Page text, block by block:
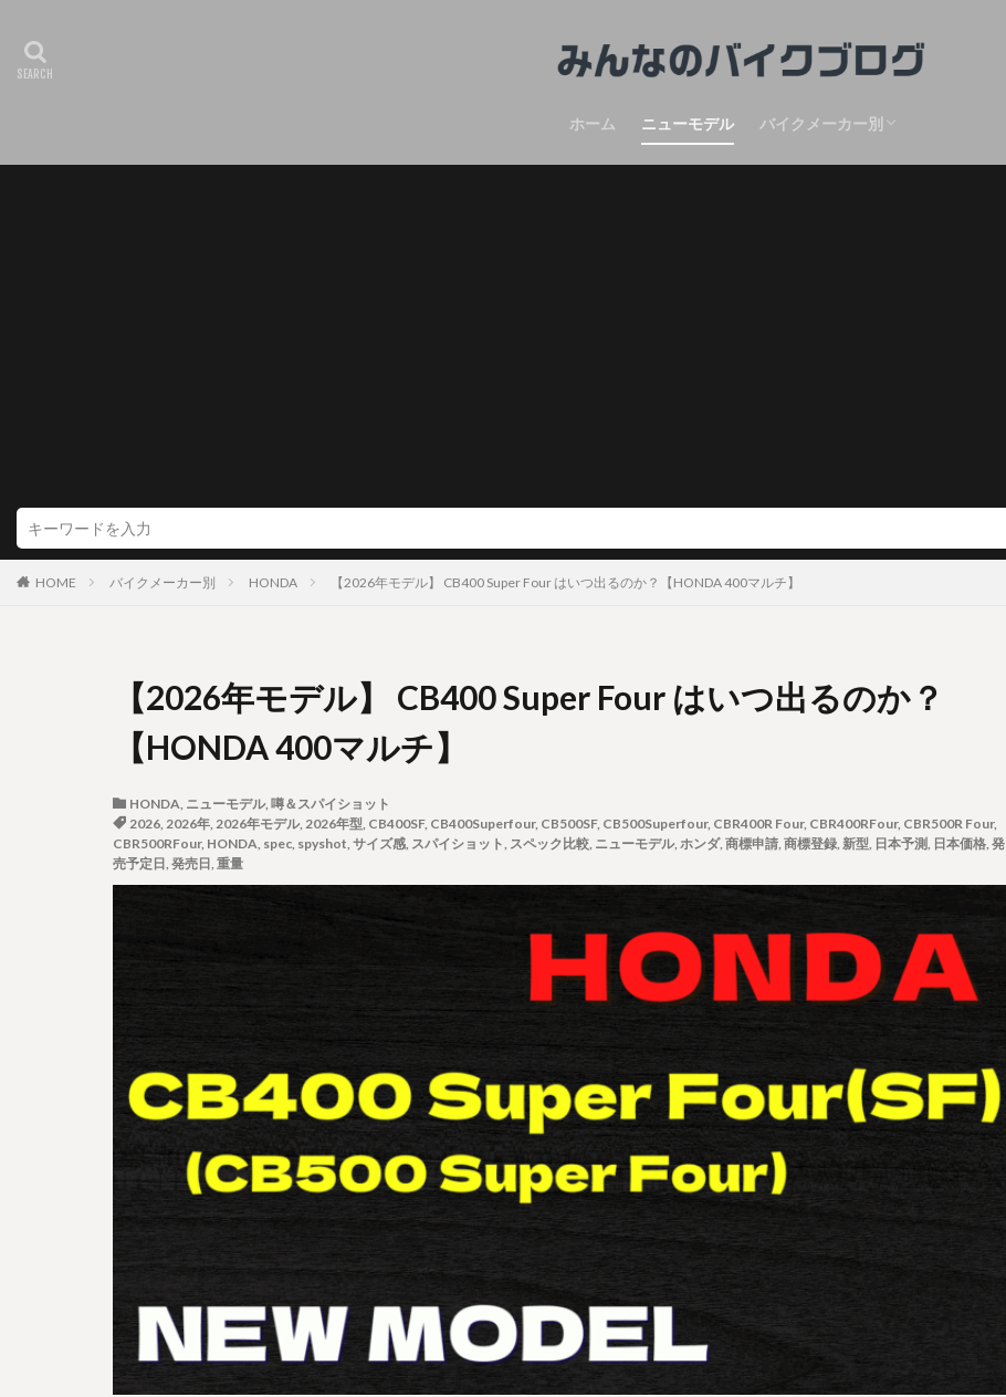
ホーム ニューモデル バイクメーカー別
HONDA
KAWASAKI
SUZUKI
aprilia
Triumph
DUCATI
KTM
MOTO GUZZI
Moto morini
PEUGEOT
MV Agusta
ROYAL ENFIELD
VOGE Motorcycles
Mutt motorcycles
F.B Mondial
CF MOTO
BSA
Benelli
HOME バイクメーカー別 HONDA 【2026年モデル】 CB400 Super Four はいつ出るのか？【HONDA 400マルチ】
【2026年モデル】 CB400 Super Four はいつ出るのか？
【HONDA 400マルチ】
HONDA, ニューモデル, 噂＆スパイショット
2026, 2026年, 2026年モデル, 2026年型, CB400SF, CB400Superfour, CB500SF, CB500Superfour, CBR400R Four, CBR400RFour, CBR500R Four,
CBR500RFour, HONDA, spec, spyshot, サイズ感, スパイショット, スペック比較, ニューモデル, ホンダ, 商標申請, 商標登録, 新型, 日本予測, 日本価格, 発
売予定日, 発売日, 重量